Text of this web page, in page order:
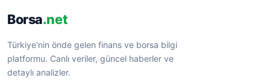
Borsa.net
Türkiye'nin önde gelen finans ve borsa bilgi
platformu. Canlı veriler, güncel haberler ve
detaylı analizler.